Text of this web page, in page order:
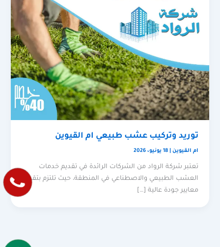
توريد وتركيب عشب طبيعي ام القيوين
ام القيوين |18 يونيو، 2026
تعتبر شركة الرواد من الشركات الرائدة في تقديم خدمات
العشب الطبيعي والاصطناعي في المنطقة، حيث تلتزم بتقديم
معايير جودة عالية […]